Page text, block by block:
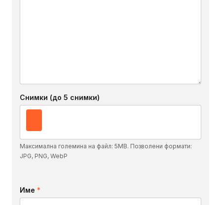
Снимки (до 5 снимки)
Максимална големина на файл: 5MB. Позволени формати:
JPG, PNG, WebP
Име *